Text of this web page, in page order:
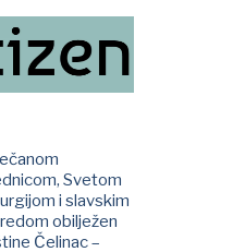
Svetom
i slavskim
obilježen
Čelinac –